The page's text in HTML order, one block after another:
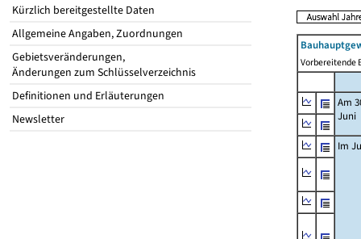
Kürzlich bereitgestellte Daten
Allgemeine Angaben, Zuordnungen
Gebietsveränderungen,
Änderungen zum Schlüsselverzeichnis
Definitionen und Erläuterungen
Newsletter
Vorbereitende
Am
Juni
Im